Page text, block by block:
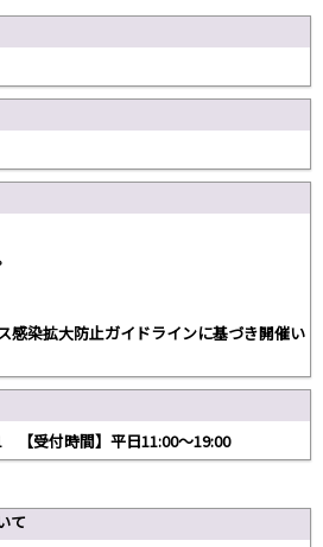
感染拡大防止ガイドラインに基づき開催い
受付時間】平日11:00〜19:00
て